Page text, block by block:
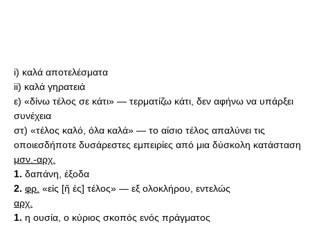
i) καλά αποτελέσματα
ii) καλά γηρατειά
ε) «δίνω τέλος σε κάτι» — τερματίζω κάτι, δεν αφήνω να υπάρξει
συνέχεια
στ) «τέλος καλό, όλα καλά» — το αίσιο τέλος απαλύνει τις
οποιεσδήποτε δυσάρεστες εμπειρίες από μια δύσκολη κατάσταση
μσν.-αρχ.
1. δαπάνη, έξοδα
2. φρ. «εἰς [ἤ ἐς] τέλος» — εξ ολοκλήρου, εντελώς
αρχ.
1. η ουσία, ο κύριος σκοπός ενός πράγματος